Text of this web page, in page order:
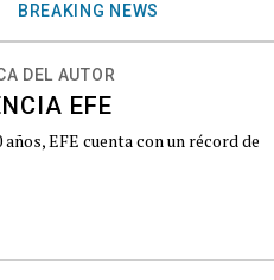
BREAKING NEWS
DEL AUTOR
EFE
EFE cuenta con un récord de